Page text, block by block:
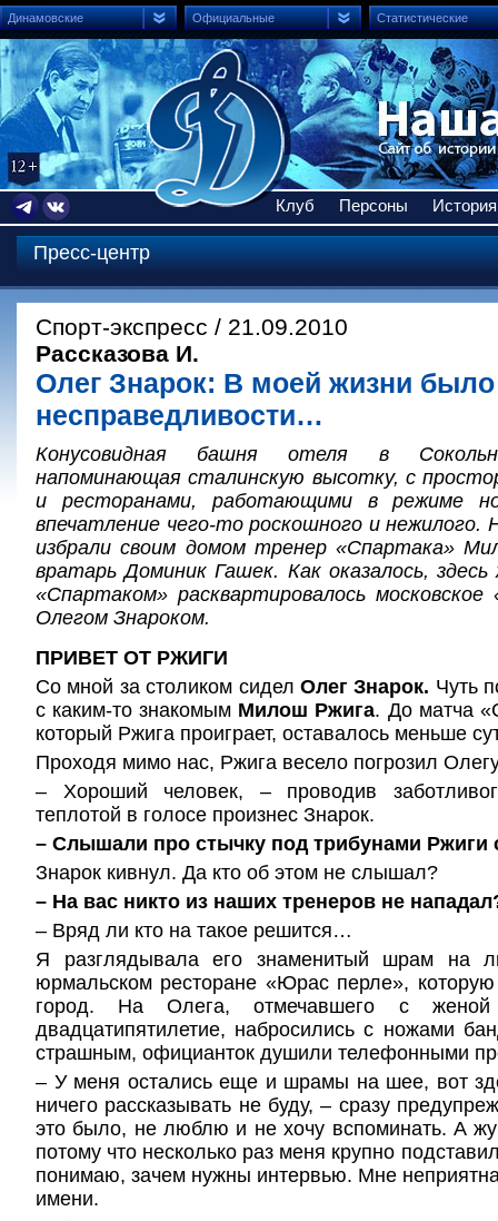
Динамовские Официальные Статистические
Клуб Персоны История
Пресс-центр
Спорт-экспресс / 21.09.2010
Рассказова И.
Олег Знарок: В моей жизни
несправедливости…
Конусовидная башня отеля в
напоминающая сталинскую высотку, с
и ресторанами, работающими в режиме
впечатление чего-то роскошного и
избрали своим домом тренер «Спартака»
вратарь Доминик Гашек. Как оказалось,
«Спартаком» расквартировалось
Олегом Знароком.
ПРИВЕТ ОТ РЖИГИ
Со мной за столиком сидел Олег Знарок. Чуть
с каким-то знакомым Милош Ржига. До матча
который Ржига проиграет, оставалось меньше
Проходя мимо нас, Ржига весело погрозил
– Хороший человек, – проводив
теплотой в голосе произнес Знарок.
– Слышали про стычку под трибунами Ржиги
Знарок кивнул. Да кто об этом не слышал?
– На вас никто из наших тренеров не
– Вряд ли кто на такое решится…
Я разглядывала его знаменитый шрам на
юрмальском ресторане «Юрас перле»,
город. На Олега, отмечавшего с
двадцатипятилетие, набросились с ножами
страшным, официанток душили телефонными
– У меня остались еще и шрамы на шее, вот
ничего рассказывать не буду, – сразу
это было, не люблю и не хочу вспоминать. А
потому что несколько раз меня крупно
понимаю, зачем нужны интервью. Мне
имени.